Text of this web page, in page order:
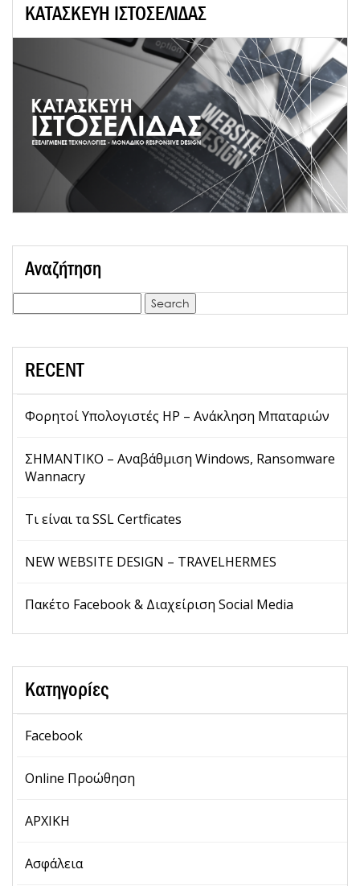
ΚΑΤΑΣΚΕΥΗ ΙΣΤΟΣΕΛΙΔΑΣ
Αναζήτηση
for:
RECENT
Φορητοί Υπολογιστές HP – Ανάκληση Μπαταριών
ΣΗΜΑΝΤΙΚΟ – Αναβάθμιση Windows, Ransomware
Wannacry
Τι είναι τα SSL Certficates
NEW WEBSITE DESIGN – TRAVELHERMES
Πακέτο Facebook & Διαχείριση Social Media
Κατηγορίες
Facebook
Online Προώθηση
ΑΡΧΙΚΗ
Ασφάλεια